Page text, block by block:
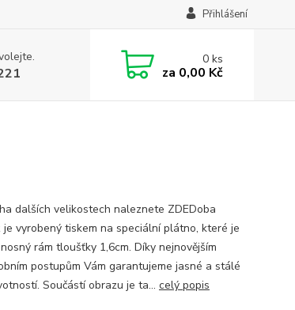
Přihlášení
0ks
za 0,00 Kč
dalších velikostech naleznete ZDEDoba
je vyrobený tiskem na speciální plátno, které je
rám tloušťky 1,6cm. Díky nejnovějším
postupům Vám garantujeme jasné a stálé
Součástí obrazu je ta... celý popis